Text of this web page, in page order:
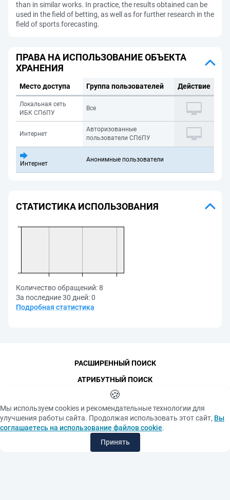
than in similar works. In practice, the results obtained can be
used in the field of betting, as well as for further research in the
field of sports forecasting.
ПРАВА НА ИСПОЛЬЗОВАНИЕ ОБЪЕКТА
ХРАНЕНИЯ
Место доступа Группа пользователей Действие
Локальная сеть
ИБК СПбПУ
Все
Интернет
Авторизованные
пользователи СПбПУ
Интернет
Анонимные пользователи
СТАТИСТИКА ИСПОЛЬЗОВАНИЯ
Количество обращений:8
За последние 30 дней:0
Подробная статистика
СПбПУ
РАСШИРЕННЫЙ ПОИСК
АТРИБУТНЫЙ ПОИСК
КОНТАКТЫ
ФУНДАМЕНТАЛЬНАЯ БИБЛИОТЕКА
ПОСЛЕДНИЕ ПОСТУПЛЕНИЯ
САМЫЕ ПОПУЛЯРНЫЕ РЕСУРСЫ
🍪
Мы используем cookies и рекомендательные технологии для
улучшения работы сайта. Продолжая использовать этот сайт, Вы
соглашаетесь на использование файлов cookie.
Принять